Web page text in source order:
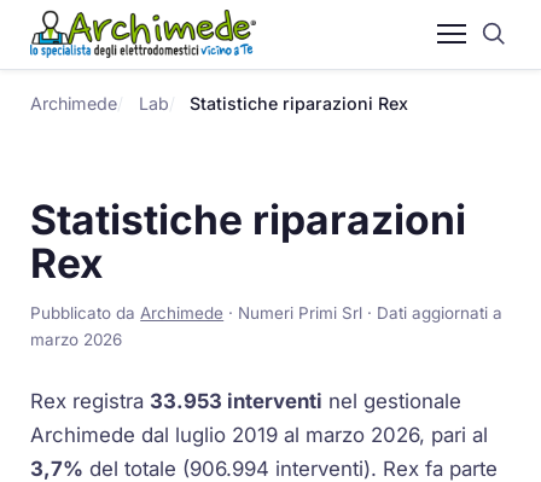
Archimede Lab Statistiche riparazioni Rex
Statistiche riparazioni
Rex
Pubblicato daArchimede · Numeri Primi Srl · Dati aggiornati a
marzo 2026
Rex registra 33.953 interventi nel gestionale
Archimede dal luglio 2019 al marzo 2026, pari al
3,7% del totale (906.994 interventi). Rex fa parte